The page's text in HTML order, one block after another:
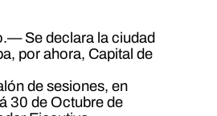
Se declara la ciudad
por ahora, Capital de
de sesiones, en
30 de Octubre de